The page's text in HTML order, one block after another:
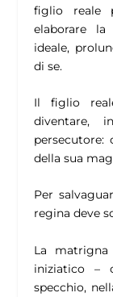
figlio reale
elaborare
ideale,
di se.
Il figlio
diventare,
della sua
Per
regina deve
La
iniziatico –
specchio,